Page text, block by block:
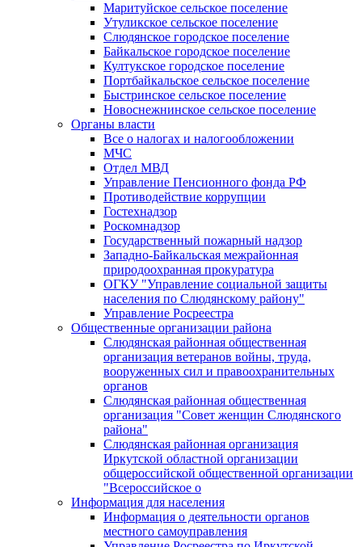
Маритуйское сельское поселение
Утуликское сельское поселение
Слюдянское городское поселение
Байкальское городское поселение
Култукское городское поселение
Портбайкальское сельское поселение
Быстринское сельское поселение
Новоснежнинское сельское поселение
Органы власти
Все о налогах и налогообложении
МЧС
Отдел МВД
Управление Пенсионного фонда РФ
Противодействие коррупции
Гостехнадзор
Роскомнадзор
Государственный пожарный надзор
Западно-Байкальская межрайонная
природоохранная прокуратура
ОГКУ "Управление социальной защиты
населения по Слюдянскому району"
Управление Росреестра
Общественные организации района
Слюдянская районная общественная
организация ветеранов войны, труда,
вооруженных сил и правоохранительных
органов
Слюдянская районная общественная
организация "Совет женщин Слюдянского
района"
Слюдянская районная организация
Иркутской областной организации
общероссийской общественной организации
"Всероссийское о
Информация для населения
Информация о деятельности органов
местного самоуправления